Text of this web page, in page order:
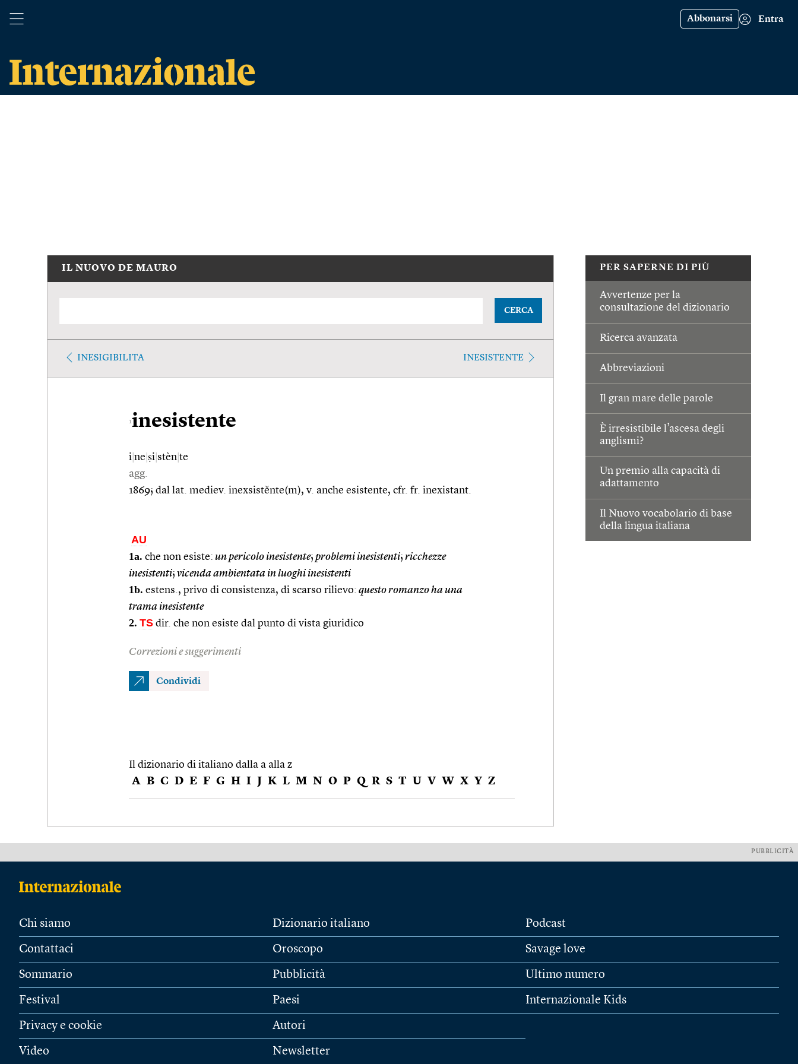
Abbonarsi Entra
PER SAPERNE DI PIÙ
Avvertenze per la
consultazione del dizionario
Ricerca avanzata
Abbreviazioni
Il gran mare delle parole
È irresistibile l’ascesa degli
anglismi?
Un premio alla capacità di
adattamento
Il Nuovo vocabolario di base
della lingua italiana
IL NUOVO DE MAURO
CERCA
INESIGIBILITA INESISTENTE
1inesistente
i ne ṣi stèn te
agg.
1869; dal lat. mediev. inexsistĕnte(m), v. anche esistente, cfr. fr. inexistant.
AU
1a. che non esiste: un pericolo inesistente; problemi inesistenti; ricchezze
inesistenti; vicenda ambientata in luoghi inesistenti
1b. estens., privo di consistenza, di scarso rilievo: questo romanzo ha una
trama inesistente
2. TS dir. che non esiste dal punto di vista giuridico
Correzioni e suggerimenti
Condividi
Il dizionario di italiano dalla a alla z
A B C D E F G H I J K L M N O P Q R S T U V W X Y Z
PUBBLICITÀ
Chi siamo
Contattaci
Sommario
Festival
Privacy e cookie
Video
Dizionario italiano
Oroscopo
Pubblicità
Paesi
Autori
Newsletter
Podcast
Savage love
Ultimo numero
Internazionale Kids